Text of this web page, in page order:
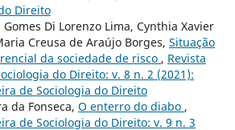
Direito
Di Lorenzo Lima, Cynthia Xavier
Creusa de Araújo Borges, Situação
da sociedade de risco , Revista
do Direito: v. 8 n. 2 (2021):
de Sociologia do Direito
da Fonseca, O enterro do diabo ,
de Sociologia do Direito: v. 9 n. 3